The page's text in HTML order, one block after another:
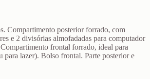
Compartimento posterior forrado, com
e 2 divisórias almofadadas para computador
frontal forrado, ideal para
para lazer). Bolso frontal. Parte posterior e